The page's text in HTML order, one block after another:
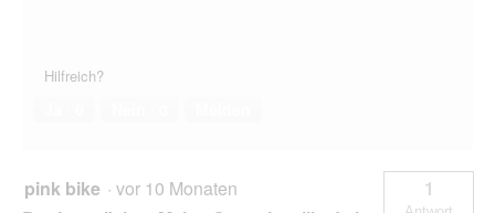
Hilfreich?
pink bike · vor 10 Monaten
1